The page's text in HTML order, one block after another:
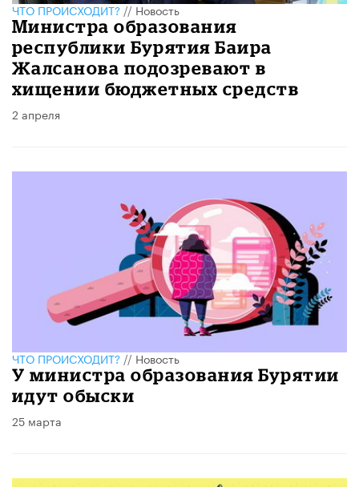
ЧТО ПРОИСХОДИТ?//Новость
Министра образования
республики Бурятия Баира
Жалсанова подозревают в
хищении бюджетных средств
2 апреля
ЧТО ПРОИСХОДИТ?//Новость
У министра образования Бурятии
идут обыски
25 марта